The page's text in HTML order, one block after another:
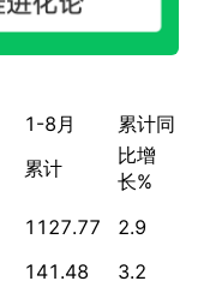
1-8月
累计同
累计
比增
长%
1127.77
2.9
141.48
3.2